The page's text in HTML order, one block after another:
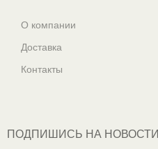
О компании
Доставка
Контакты
ПОДПИШИСЬ НА НОВОСТИ